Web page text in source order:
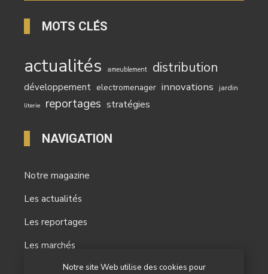
Notre site Web utilise des cookies pour
MOTS CLÉS
actualités ameublement distribution
développement electromenager innovations jardin
literie reportages stratégies
NAVIGATION
Notre magazine
Les actualités
Les reportages
Les marchés